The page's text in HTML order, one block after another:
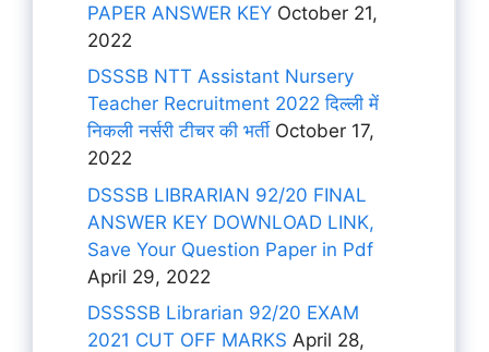
PAPER ANSWER KEY October 21,
2022
DSSSB NTT Assistant Nursery
Teacher Recruitment 2022 दिल्ली में
निकली नर्सरी टीचर की भर्ती October 17,
2022
DSSSB LIBRARIAN 92/20 FINAL
ANSWER KEY DOWNLOAD LINK,
Save Your Question Paper in Pdf
April 29, 2022
DSSSSB Librarian 92/20 EXAM
2021 CUT OFF MARKS April 28,